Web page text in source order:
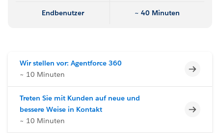
Endbenutzer ~ 40 Minuten
Wir stellen vor: Agentforce 360
~ 10 Minuten
Treten Sie mit Kunden auf neue und
bessere Weise in Kontakt
~ 10 Minuten